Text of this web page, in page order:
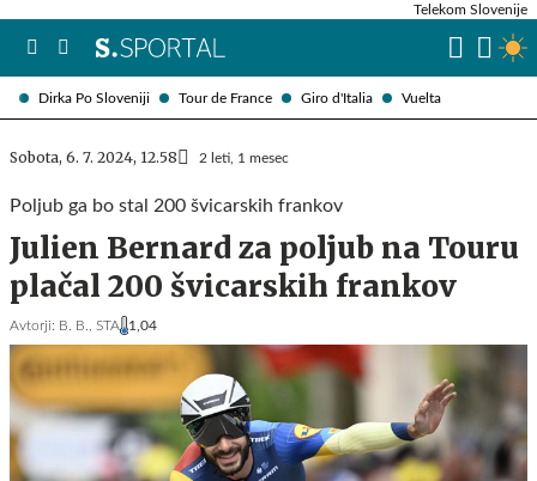
Dirka Po Sloveniji Tour de France Giro d'Italia Vuelta
Telekom Slovenije
Sobota, 6. 7. 2024, 12.58 2 leti, 1 mesec
Poljub ga bo stal 200 švicarskih frankov
Julien Bernard za poljub na Touru
plačal 200 švicarskih frankov
Avtorji: B. B., STA 1,04